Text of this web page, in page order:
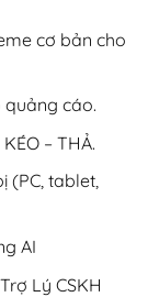
cơ bản cho
quảng cáo.
– THẢ.
(PC, tablet,
AI
Lý CSKH